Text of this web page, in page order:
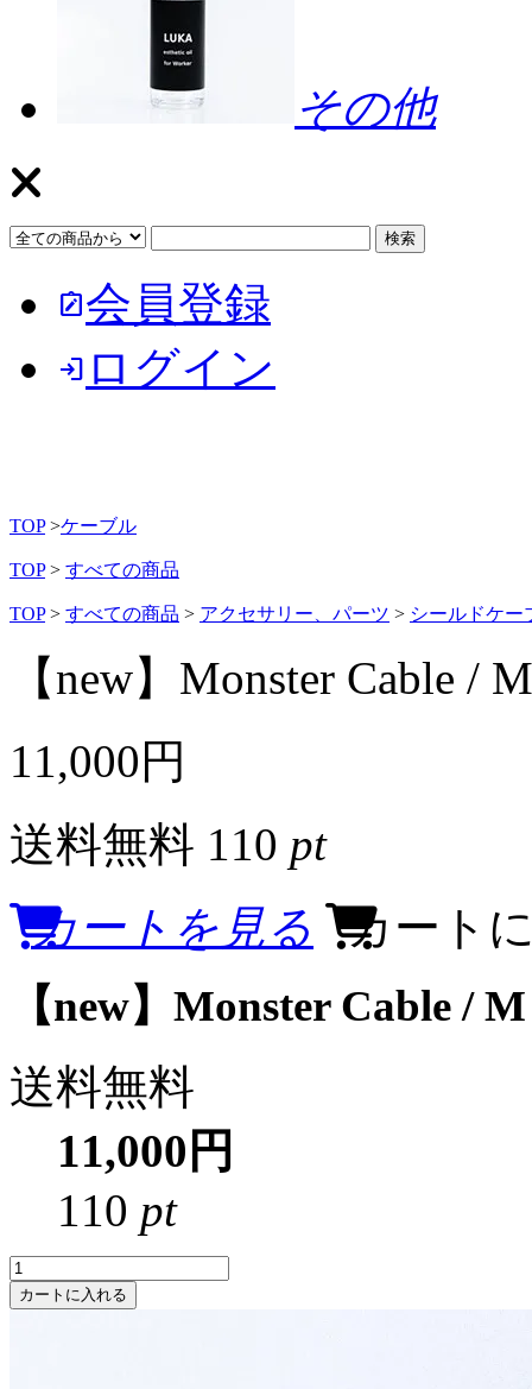
その他
note_alt会員登録
login ログイン
TOP >ケーブル
TOP > すべての商品
TOP > すべての商品 > アクセサリー、パーツ > シールドケー
【new】Monster Cable /
11,000円
送料無料 110 pt
カートを見る
カート
【new】Monster Cable /
送料無料
11,000円
110 pt
カートに入れる